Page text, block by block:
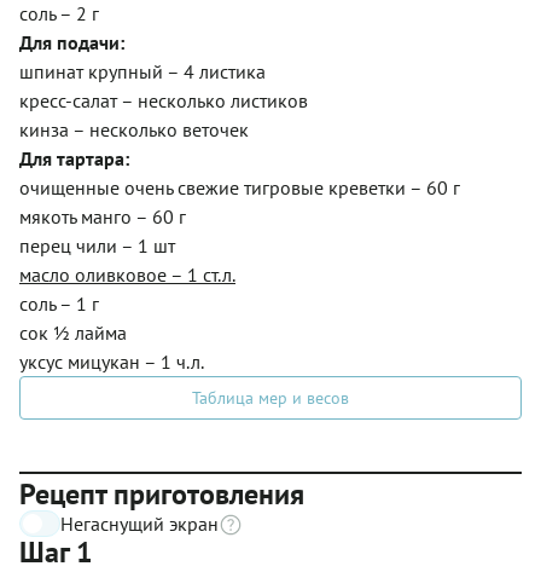
соль – 2 г
Для подачи:
шпинат крупный – 4 листика
кресс-салат – несколько листиков
кинза – несколько веточек
Для тартара:
очищенные очень свежие тигровые креветки – 60 г
мякоть манго – 60 г
перец чили – 1 шт
масло оливковое – 1 ст.л.
соль – 1 г
сок ½ лайма
уксус мицукан – 1 ч.л.
Таблица мер и весов
Рецепт приготовления
Негаснущий экран
Шаг 1